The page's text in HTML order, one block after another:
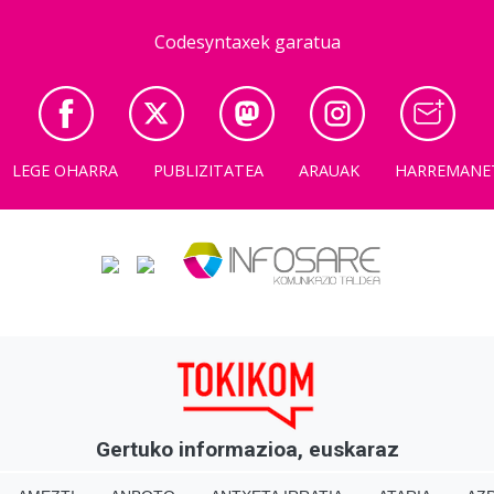
Codesyntaxek garatua
LEGE OHARRA PUBLIZITATEA ARAUAK
Gertuko informazioa, euskaraz